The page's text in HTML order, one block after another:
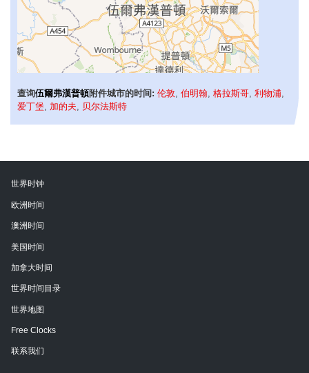
查询伍爾弗漢普頓附件城市的时间: 伦敦 伯明翰 格拉斯哥 利物浦
爱丁堡
加的夫 贝尔法斯特
世界时钟
欧洲时间
澳洲时间
美国时间
加拿大时间
世界时间目录
世界地图
Free Clocks
联系我们